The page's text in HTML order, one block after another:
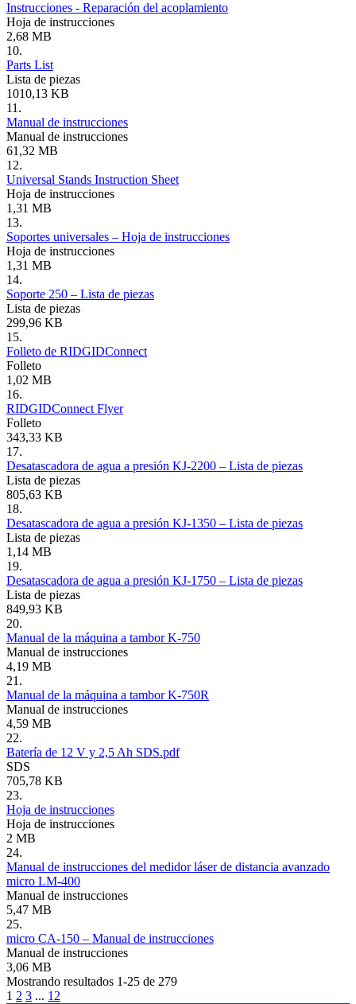
Instrucciones - Reparación del acoplamiento
Hoja de instrucciones
2,68 MB
10.
Parts List
Lista de piezas
1010,13 KB
11.
Manual de instrucciones
Manual de instrucciones
61,32 MB
12.
Universal Stands Instruction Sheet
Hoja de instrucciones
1,31 MB
13.
Soportes universales – Hoja de instrucciones
Hoja de instrucciones
1,31 MB
14.
Soporte 250 – Lista de piezas
Lista de piezas
299,96 KB
15.
Folleto de RIDGIDConnect
Folleto
1,02 MB
16.
RIDGIDConnect Flyer
Folleto
343,33 KB
17.
Desatascadora de agua a presión KJ-2200 – Lista de piezas
Lista de piezas
805,63 KB
18.
Desatascadora de agua a presión KJ-1350 – Lista de piezas
Lista de piezas
1,14 MB
19.
Desatascadora de agua a presión KJ-1750 – Lista de piezas
Lista de piezas
849,93 KB
20.
Manual de la máquina a tambor K-750
Manual de instrucciones
4,19 MB
21.
Manual de la máquina a tambor K-750R
Manual de instrucciones
4,59 MB
22.
Batería de 12 V y 2,5 Ah SDS.pdf
SDS
705,78 KB
23.
Hoja de instrucciones
Hoja de instrucciones
2 MB
24.
Manual de instrucciones del medidor láser de distancia avanzado
micro LM-400
Manual de instrucciones
5,47 MB
25.
micro CA-150 – Manual de instrucciones
Manual de instrucciones
3,06 MB
Mostrando resultados 1-25 de 279
1 2 3 ... 12